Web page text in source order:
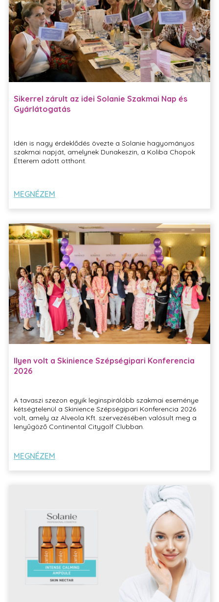
Sikerrel zárult az idei Solanie Szakmai Nap és
Gyárlátogatás
Idén is nagy érdeklődés övezte a Solanie hagyományos
szakmai napját, amelynek Dunakeszin, a Koliba Chopok
Étterem adott otthont.
MEGNÉZEM
Ilyen volt a Skinience Szépségipari Konferencia
2026
A tavaszi szezon egyik leginspirálóbb szakmai eseménye
kétségtelenül a Skinience Szépségipari Konferencia 2026
volt, amely az Alveola Kft. szervezésében valósult meg a
lenyűgöző Continental Citygolf Clubban.
MEGNÉZEM